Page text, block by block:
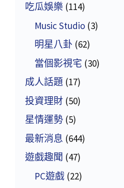
吃瓜娛樂 (114)
Music Studio (3)
明星八卦 (62)
當個影視宅 (30)
成人話題 (17)
投資理財 (50)
星情運勢 (5)
最新消息 (644)
遊戲趣聞 (47)
PC遊戲 (22)